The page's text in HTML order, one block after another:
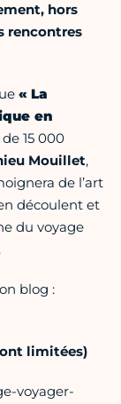
hors
rencontres
« La
en
15 000
Mouillet,
de l’art
découlent et
du voyage
blog :
limitées)
voyager-